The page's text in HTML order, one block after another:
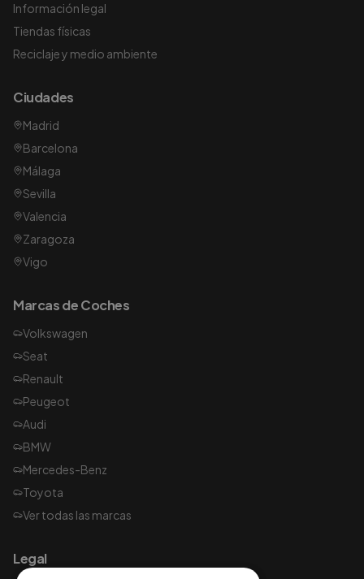
Información legal
Tiendas físicas
Reciclaje y medio ambiente
Ciudades
Madrid
Barcelona
Málaga
Sevilla
Valencia
Zaragoza
Vigo
Marcas de Coches
Volkswagen
Seat
Renault
Peugeot
Audi
BMW
Mercedes-Benz
Toyota
Ver todas las marcas
Legal